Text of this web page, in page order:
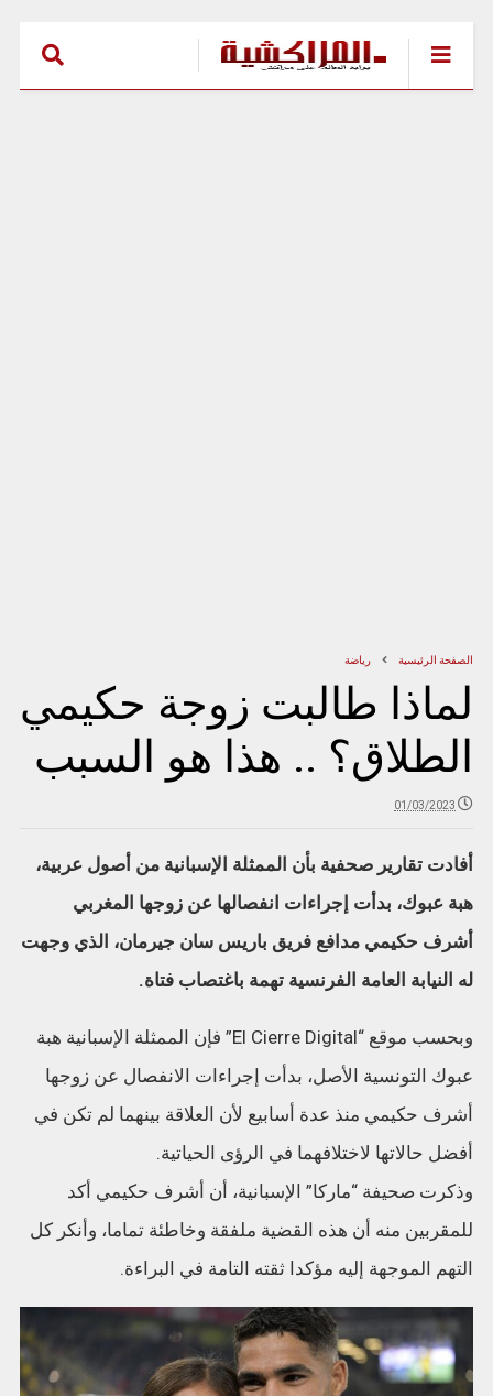
الصفحة الرئيسية رياضة
لماذا طالبت زوجة حكيمي
الطلاق؟ .. هذا هو السبب
01/03/2023
أفادت تقارير صحفية بأن الممثلة الإسبانية من أصول عربية،
هبة عبوك، بدأت إجراءات انفصالها عن زوجها المغربي
أشرف حكيمي مدافع فريق باريس سان جيرمان، الذي وجهت
له النيابة العامة الفرنسية تهمة باغتصاب فتاة.
وبحسب موقع “El Cierre Digital” فإن الممثلة الإسبانية هبة
عبوك التونسية الأصل، بدأت إجراءات الانفصال عن زوجها
أشرف حكيمي منذ عدة أسابيع لأن العلاقة بينهما لم تكن في
أفضل حالاتها لاختلافهما في الرؤى الحياتية.
وذكرت صحيفة “ماركا” الإسبانية، أن أشرف حكيمي أكد
للمقربين منه أن هذه القضية ملفقة وخاطئة تماما، وأنكر كل
التهم الموجهة إليه مؤكدا ثقته التامة في البراءة.